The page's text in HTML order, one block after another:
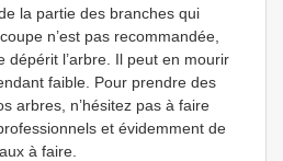
la partie des branches qui
n’est pas recommandée,
dépérit l’arbre. Il peut en mourir
faible. Pour prendre des
arbres, n’hésitez pas à faire
et évidemment de
à faire.